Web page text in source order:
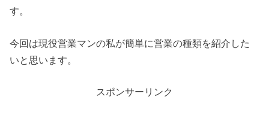
す。
今回は現役営業マンの私が簡単に営業の種類を紹介した
いと思います。
スポンサーリンク